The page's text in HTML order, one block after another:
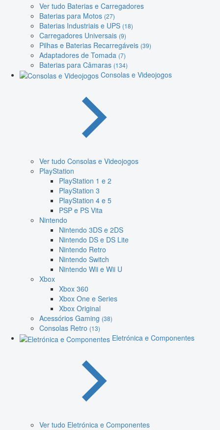
Ver tudo Baterias e Carregadores
Baterias para Motos (27)
Baterias Industriais e UPS (18)
Carregadores Universais (9)
Pilhas e Baterias Recarregáveis (39)
Adaptadores de Tomada (7)
Baterias para Câmaras (134)
Consolas e Videojogos
Ver tudo Consolas e Videojogos
PlayStation
PlayStation 1 e 2
PlayStation 3
PlayStation 4 e 5
PSP e PS Vita
Nintendo
Nintendo 3DS e 2DS
Nintendo DS e DS Lite
Nintendo Retro
Nintendo Switch
Nintendo Wii e Wii U
Xbox
Xbox 360
Xbox One e Series
Xbox Original
Acessórios Gaming (38)
Consolas Retro (13)
Eletrónica e Componentes
Ver tudo Eletrónica e Componentes